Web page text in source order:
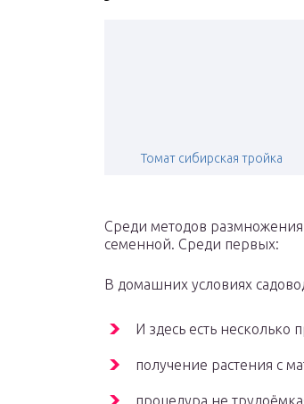
Томат сибирская тройка
Среди методов размножения
семенной. Среди первых:
В домашних условиях
И здесь есть несколько
получение растения с
процедура не